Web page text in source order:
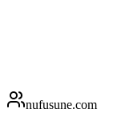
nufusune.com